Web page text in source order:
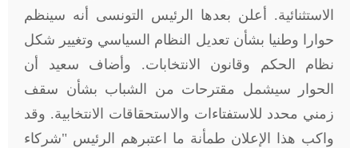
الاستثنائية. أعلن بعدها الرئيس التونسى أنه سينظم
حوارا وطنيا بشأن تعديل النظام السياسي وتغيير شكل
نظام الحكم وقانون الانتخابات. وأضاف سعيد أن
الحوار سيشمل مقترحات من الشباب بشأن سقف
زمني محدد للاستفتاءات والاستحقاقات الانتخابية. وقد
واكب هذا الإعلان طمأنة ما اعتبرهم الرئيس "شركاء